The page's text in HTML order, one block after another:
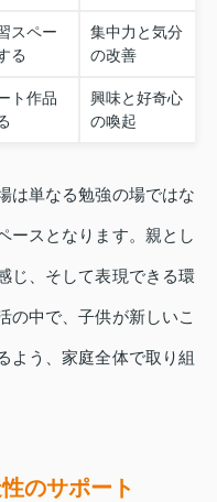
スペー
る
集中力と気分
の改善
ト作品
興味と好奇心
の喚起
は単なる勉強の場ではな
ースとなります。親とし
じ、そして表現できる環
の中で、子供が新しいこ
よう、家庭全体で取り組
のサポート